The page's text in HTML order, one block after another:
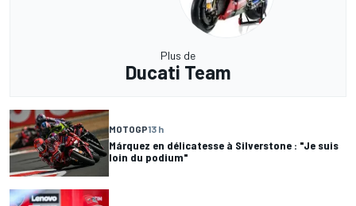
Plus de
Ducati Team
MOTOGP13 h
Márquez en délicatesse à Silverstone : "Je suis
loin du podium"